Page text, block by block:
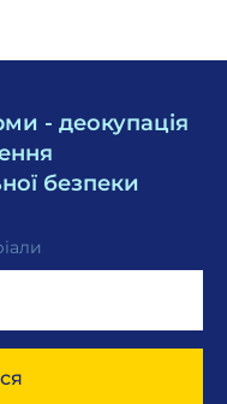
- деокупація
безпеки